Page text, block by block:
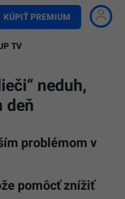
KÚPIŤ PREMIUM
TV
neduh,
deň
problémom v
pomôcť znížiť